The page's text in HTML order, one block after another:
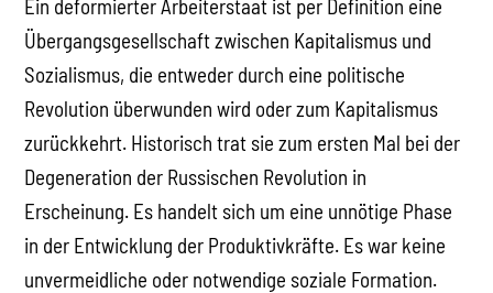
Ein deformierter Arbeiterstaat ist per Definition eine
Übergangsgesellschaft zwischen Kapitalismus und
Sozialismus, die entweder durch eine politische
Revolution überwunden wird oder zum Kapitalismus
zurückkehrt. Historisch trat sie zum ersten Mal bei der
Degeneration der Russischen Revolution in
Erscheinung. Es handelt sich um eine unnötige Phase
in der Entwicklung der Produktivkräfte. Es war keine
unvermeidliche oder notwendige soziale Formation.